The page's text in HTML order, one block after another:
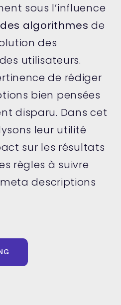
sous l’influence
algorithmes de
des
utilisateurs.
de rédiger
bien pensées
disparu. Dans cet
leur utilité
sur les résultats
règles à suivre
descriptions
DESCRIPTIONS